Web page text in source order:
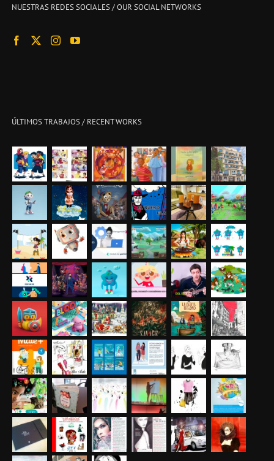
NUESTRAS REDES SOCIALES / OUR SOCIAL NETWORKS
ÚLTIMOS TRABAJOS / RECENT WORKS